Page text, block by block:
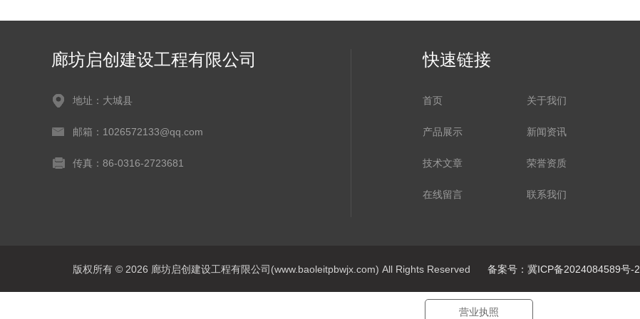
廊坊启创建设工程有限公司
地址：大城县
邮箱：1026572133@qq.com
传真：86-0316-2723681
快速链接
首页 关于我们
产品展示 新闻资讯
技术文章 荣誉资质
在线留言 联系我们
版权所有 © 2026 廊坊启创建设工程有限公司(www.baoleitpbwjx.com) All Rights Reserved 备案号：冀ICP备2024084589号-2
营业执照